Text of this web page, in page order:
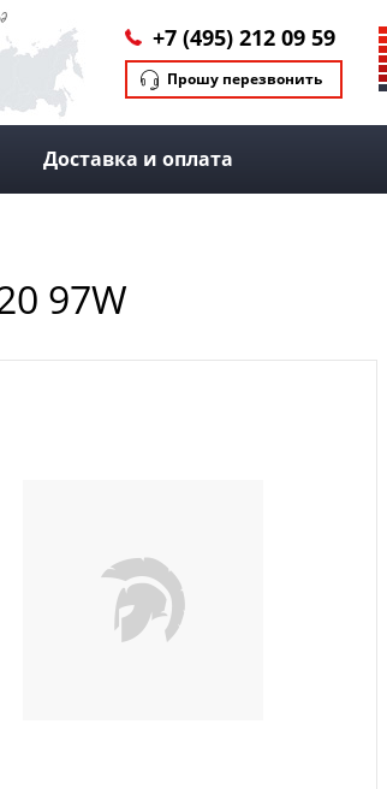
+7 (495) 212 09 59
Прошу перезвонить
Доставка и оплата
97W